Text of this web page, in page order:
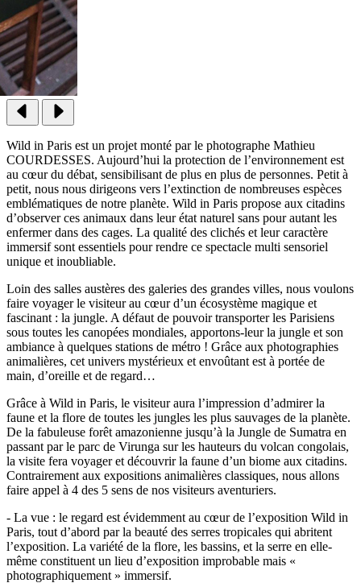
Wild in Paris est un projet monté par le photographe Mathieu
COURDESSES. Aujourd’hui la protection de l’environnement est
au cœur du débat, sensibilisant de plus en plus de personnes. Petit à
petit, nous nous dirigeons vers l’extinction de nombreuses espèces
emblématiques de notre planète. Wild in Paris propose aux citadins
d’observer ces animaux dans leur état naturel sans pour autant les
enfermer dans des cages. La qualité des clichés et leur caractère
immersif sont essentiels pour rendre ce spectacle multi sensoriel
unique et inoubliable.
Loin des salles austères des galeries des grandes villes, nous voulons
faire voyager le visiteur au cœur d’un écosystème magique et
fascinant : la jungle. A défaut de pouvoir transporter les Parisiens
sous toutes les canopées mondiales, apportons-leur la jungle et son
ambiance à quelques stations de métro ! Grâce aux photographies
animalières, cet univers mystérieux et envoûtant est à portée de
main, d’oreille et de regard…
Grâce à Wild in Paris, le visiteur aura l’impression d’admirer la
faune et la flore de toutes les jungles les plus sauvages de la planète.
De la fabuleuse forêt amazonienne jusqu’à la Jungle de Sumatra en
passant par le parc de Virunga sur les hauteurs du volcan congolais,
la visite fera voyager et découvrir la faune d’un biome aux citadins.
Contrairement aux expositions animalières classiques, nous allons
faire appel à 4 des 5 sens de nos visiteurs aventuriers.
- La vue : le regard est évidemment au cœur de l’exposition Wild in
Paris, tout d’abord par la beauté des serres tropicales qui abritent
l’exposition. La variété de la flore, les bassins, et la serre en elle-
même constituent un lieu d’exposition improbable mais «
photographiquement » immersif.